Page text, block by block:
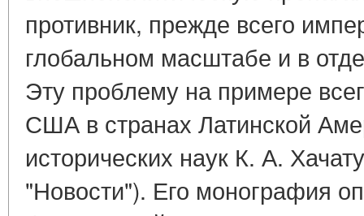
противник, прежде всего
глобальном масштабе и в
Эту проблему на примере
США в странах Латинской
исторических наук К. А.
"Новости"). Его монография